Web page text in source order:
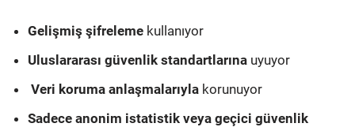
Gelişmiş şifreleme kullanıyor
Uluslararası güvenlik standartlarına uyuyor
Veri koruma anlaşmalarıyla korunuyor
Sadece anonim istatistik veya geçici güvenlik